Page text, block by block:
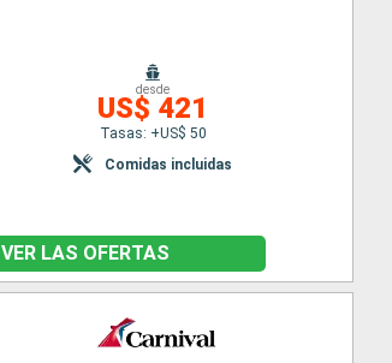
desde
US$ 421
Tasas: +US$ 50
Comidas incluidas
VER LAS OFERTAS